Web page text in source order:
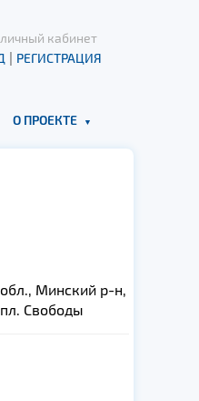
кабинет
| РЕГИСТРАЦИЯ
О ПРОЕКТЕ
Минский р-н,
Свободы